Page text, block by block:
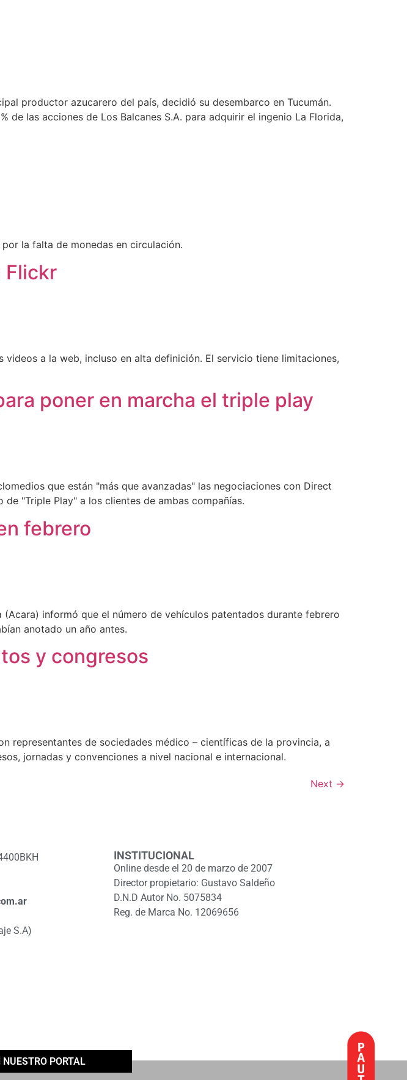
productor azucarero del país, decidió su desembarco en Tucumán.
las acciones de Los Balcanes S.A. para adquirir el ingenio La Florida,
la falta de monedas en circulación.
Flickr
a la web, incluso en alta definición. El servicio tiene limitaciones,
poner en marcha el triple play
que están "más que avanzadas" las negociaciones con Direct
"Triple Play" a los clientes de ambas compañías.
febrero
informó que el número de vehículos patentados durante febrero
anotado un año antes.
y congresos
representantes de sociedades médico – científicas de la provincia, a
jornadas y convenciones a nivel nacional e internacional.
Next →
S.A)
INSTITUCIONAL
Online desde el 20 de marzo de 2007
Director propietario: Gustavo Saldeño
D.N.D Autor No. 5075834
Reg. de Marca No. 12069656
PORTAL